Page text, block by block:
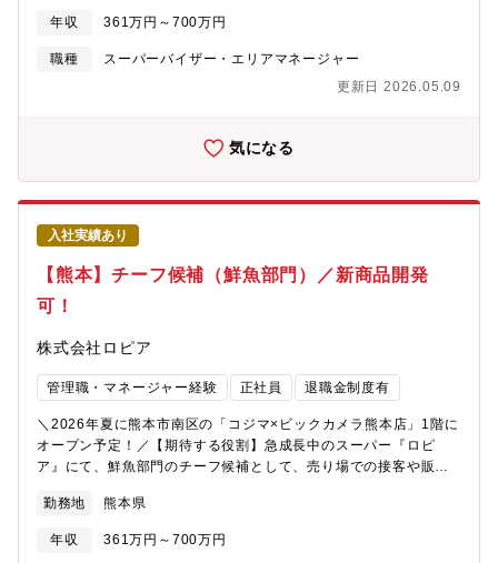
て、地域のお客様の満足度向上のために、最大限の権利と責任を
持ち、売上・利益アップをミッションとしてご活躍いただきま
す。★自分の裁量で商品を買付け、仕入れ、価格を決め、売場作
者と呼ばれる同社のチーフは、大きな裁量を持って仕事に臨むこ
も可能です。メーカーや本部での商品開発でない為、お客様に一
番近い距離で、商品を開発し、喜ばれる様子を間近に見られる仕
事ができます。＜惣菜事業部の特徴＞・ウリは商品一つ一つの独
自性です。スタッフのひらめきが新商品の開発に繋がり、ロピア
でしか買えない価値のあるヒット商品を生み出します。例）生地
から手作りマルゲリータ、キンパ、スイーツなど【キャリアパ
ス】チーフ候補として入社した場合は、最短2～3ヶ月/平均10～
12ヶ月にて、チーフへ昇格することが可能です。その後は、部
長・本部長（最年少28歳で部長就任事例有）やグループ会社役
す。※チーフ最高実績年収：1000万円以上／チーフ以上平均年
収：700万円以上（平均年齢：32歳）＜勤務地補足＞～多様な働
き方を実現することが可能です～ a:バリバリ稼げる総合職 b:指
上記により年収の変動あり【魅力】同社は各売場のチーフが自ら
買付を行い、販売価格を決定する事業部制を採用。精肉・鮮魚・
青果・食品・惣菜の各部門のチーフが責任者を務め、主体的に地
域にあった事業を展開しています。「100％売場主導」による製造
「個店主義」という考え方。店長がすべての裁量を持っているわ
年収 361万円～700万円
職種
スーパーバイザー・エリアマネージャー
更新日 2026.05.09
気になる
入社実績あり
【熊本】チーフ候補（鮮魚部門）／新商品開発
可！
株式会社ロピア
管理職・マネージャー経験 正社員 退職金制度有
＼2026年夏に熊本市南区の「コジマ×ビックカメラ熊本店」1階に
オープン予定！／【期待する役割】急成長中のスーパー『ロピ
ア』にて、鮮魚部門のチーフ候補として、売り場での接客や販売
ための売場作りや販促活動をお任せします。【職務内容】鮮魚事
業部のチーフとして、地域のお客様の満足度向上のために、最大
限の権利と責任を持ち、売上・利益アップをミッションとしてご
勤務地 熊本県
年収 361万円～700万円